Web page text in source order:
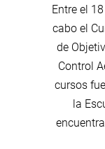
Entre el
cabo el
de
Control
cursos
la